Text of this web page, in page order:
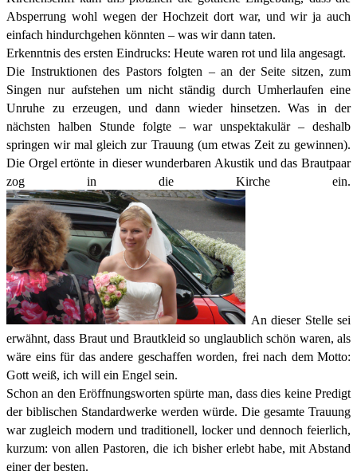
Absperrung wohl wegen der Hochzeit dort war, und wir ja auch
einfach hindurchgehen könnten – was wir dann taten.
Erkenntnis des ersten Eindrucks: Heute waren rot und lila angesagt.
Die Instruktionen des Pastors folgten – an der Seite sitzen, zum
Singen nur aufstehen um nicht ständig durch Umherlaufen eine
Unruhe zu erzeugen, und dann wieder hinsetzen. Was in der
nächsten halben Stunde folgte – war unspektakulär – deshalb
springen wir mal gleich zur Trauung (um etwas Zeit zu gewinnen).
Die Orgel ertönte in dieser wunderbaren Akustik und das Brautpaar
zog in die Kirche ein.
An dieser Stelle sei
erwähnt, dass Braut und Brautkleid so unglaublich schön waren, als
wäre eins für das andere geschaffen worden, frei nach dem Motto:
Gott weiß, ich will ein Engel sein.
Schon an den Eröffnungsworten spürte man, dass dies keine Predigt
der biblischen Standardwerke werden würde. Die gesamte Trauung
war zugleich modern und traditionell, locker und dennoch feierlich,
kurzum: von allen Pastoren, die ich bisher erlebt habe, mit Abstand
einer der besten.